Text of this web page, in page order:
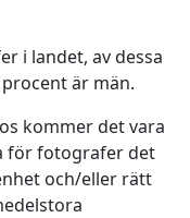
i landet, av dessa
är män.
kommer det vara
för fotografer det
och/eller rätt